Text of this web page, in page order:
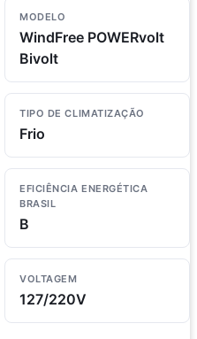
MODELO
WindFree POWERvolt
Bivolt
TIPO DE CLIMATIZAÇÃO
Frio
EFICIÊNCIA ENERGÉTICA
BRASIL
B
VOLTAGEM
127/220V